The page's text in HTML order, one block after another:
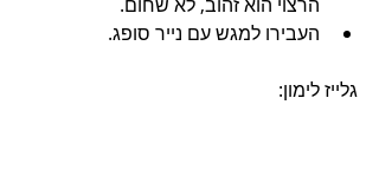
הרצוי הוא זהוב, לא שחום.
העבירו למגש עם נייר סופג.
גלייז לימון: